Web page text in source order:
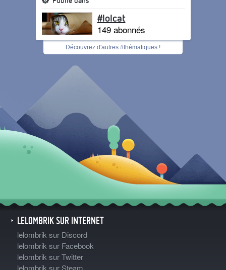
#lolcat
149 abonnés
Découvrez d'autres #thématiques !
LELOMBRIK SUR INTERNET
lelombrik sur Discord
lelombrik sur Facebook
lelombrik sur Twitter
lelombrik sur Steam